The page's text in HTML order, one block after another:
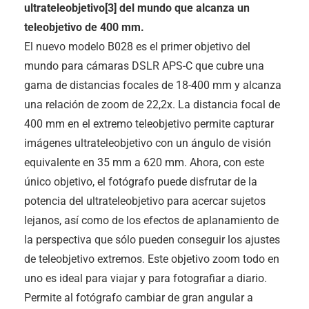
ultrateleobjetivo[3] del mundo que alcanza un
teleobjetivo de 400 mm.
El nuevo modelo B028 es el primer objetivo del
mundo para cámaras DSLR APS-C que cubre una
gama de distancias focales de 18-400 mm y alcanza
una relación de zoom de 22,2x. La distancia focal de
400 mm en el extremo teleobjetivo permite capturar
imágenes ultrateleobjetivo con un ángulo de visión
equivalente en 35 mm a 620 mm. Ahora, con este
único objetivo, el fotógrafo puede disfrutar de la
potencia del ultrateleobjetivo para acercar sujetos
lejanos, así como de los efectos de aplanamiento de
la perspectiva que sólo pueden conseguir los ajustes
de teleobjetivo extremos. Este objetivo zoom todo en
uno es ideal para viajar y para fotografiar a diario.
Permite al fotógrafo cambiar de gran angular a